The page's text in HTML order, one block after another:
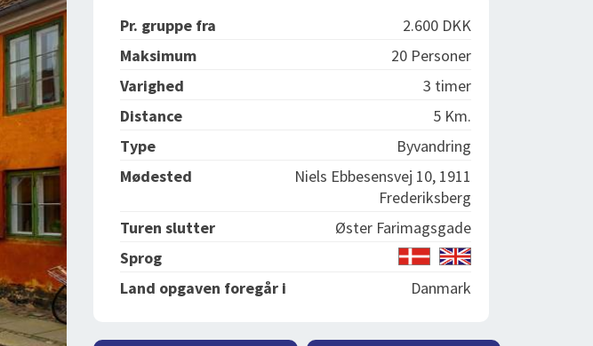
Pr. gruppe fra
2.600 DKK
Maksimum
20 Personer
Varighed
3 timer
Distance
5 Km.
Type
Byvandring
Mødested
Niels Ebbesensvej 10, 1911
Frederiksberg
Turen slutter
Øster Farimagsgade
Sprog
Land opgaven foregår i
Danmark